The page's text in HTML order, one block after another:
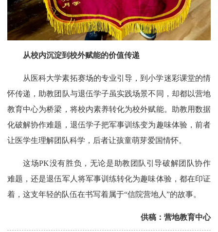
从校内沉淀到校外赋能的价值传递
从医科大学素拓赛场的专业引导，到小学迷彩课堂的情
怀传递，助教团队与退伍学子虽实践场景不同，却都以营地
教育中心为桥梁，将校内素养转化为校外赋能。助教用数据
化破解协作难题，退伍学子把军事训练变为趣味体验，前者
让医学生理解团队科学，后者让孩童萌芽爱国情怀。
这场PK没有胜负，无论是助教团队引导破解团队协作
难题，还是退伍军人将军事训练转化为趣味体验，都在印证
着，这支年轻的队伍在书写着属于“信院营地人”的故事。
供稿：营地教育中心